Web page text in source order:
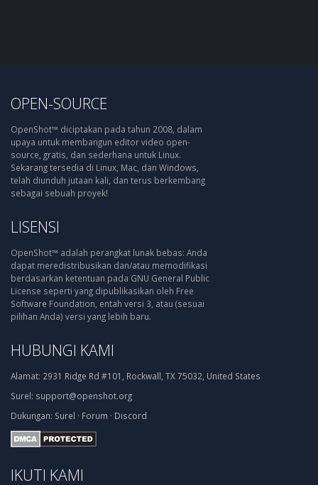
OPEN-SOURCE
OpenShot™ diciptakan pada tahun 2008, dalam
upaya untuk membangun editor video open-
source, gratis, dan sederhana untuk Linux.
Sekarang tersedia di Linux, Mac, dan Windows,
telah diunduh jutaan kali, dan terus berkembang
sebagai sebuah proyek!
LISENSI
OpenShot™ adalah perangkat lunak bebas: Anda
dapat meredistribusikan dan/atau memodifikasi
berdasarkan ketentuan pada GNU General Public
License seperti yang dipublikasikan oleh Free
Software Foundation, entah versi 3, atau (sesuai
pilihan Anda) versi yang lebih baru.
HUBUNGI KAMI
Alamat: 2931 Ridge Rd #101, Rockwall, TX 75032, United States
Surel: support@openshot.org
Dukungan: Surel · Forum · Discord
IKUTI KAMI